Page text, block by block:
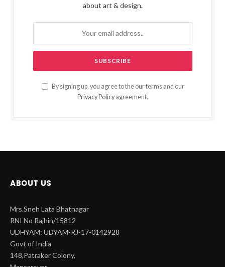
about art & design.
By signing up, you agree to the our terms and our
Privacy Policy agreement.
ABOUT US
Mrs.Sneh Lata Bhatnagar
RNI No Rajhin/15812
UDHYAM: UDYAM-RJ-17-0142928
Govt of India
148,Patraker Colony,